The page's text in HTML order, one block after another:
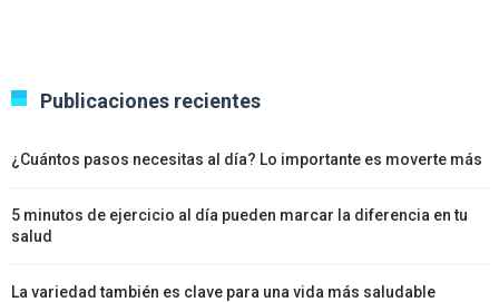
Publicaciones recientes
¿Cuántos pasos necesitas al día? Lo importante es moverte más
5 minutos de ejercicio al día pueden marcar la diferencia en tu
salud
La variedad también es clave para una vida más saludable